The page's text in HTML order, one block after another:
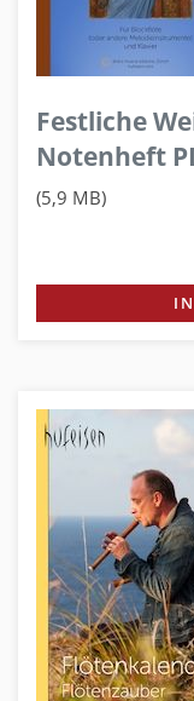
Festliche
Notenheft
(5,9 MB)